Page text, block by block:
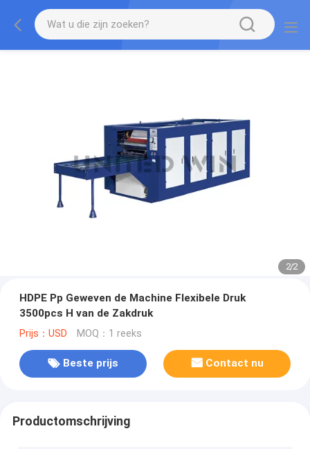
2/2
HDPE Pp Geweven de Machine Flexibele Druk
3500pcs H van de Zakdruk
Prijs：USD MOQ：1 reeks
Beste prijs Contact nu
Productomschrijving